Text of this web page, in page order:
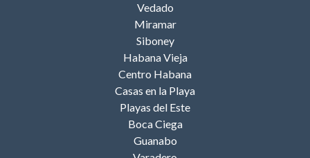
Vedado
Miramar
Siboney
Habana Vieja
Centro Habana
Casas en la Playa
Playas del Este
Boca Ciega
Guanabo